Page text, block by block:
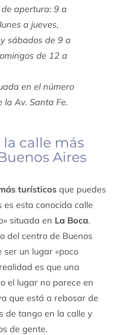
apertura: 9 a
a jueves,
sábados de 9 a
de 12 a
en el número
la Av. Santa Fe.
calle más
Aires
turísticosque puedes
es esta conocida calle
situada en La Boca.
del centro de Buenos
un lugar «poco
es que una
el lugar no parece en
que está a rebosar de
de tango en la calle y
de gente.